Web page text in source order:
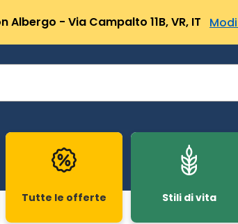
Albergo - Via Campalto 11B, VR, IT
Tutte le offerte Stili di vita